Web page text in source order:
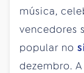
música,
vencedores
popular no
dezembro.